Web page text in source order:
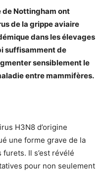
de Nottingham ont
de la grippe aviaire
dans les élevages
suffisamment de
sensiblement le
entre mammifères.
H3N8 d’origine
une forme grave de la
Il s’est révélé
pour non seulement